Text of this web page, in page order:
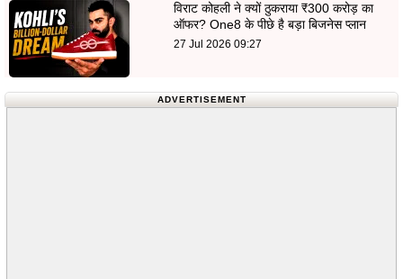
विराट कोहली ने क्यों ठुकराया ₹300 करोड़ का
ऑफर? One8 के पीछे है बड़ा बिजनेस प्लान
27 Jul 2026 09:27
ADVERTISEMENT